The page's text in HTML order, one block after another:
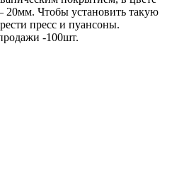
20мм. Чтобы установить такую
пресс и пуансоны.
-100шт.